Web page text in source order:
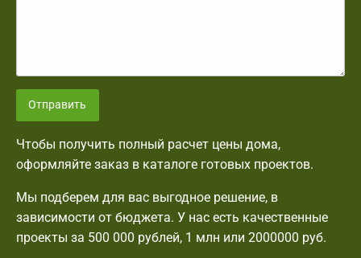
Отправить
Чтобы получить полный расчет цены дома,
оформляйте заказ в каталоге готовых проектов.
Мы подберем для вас выгодное решение, в
зависимости от бюджета. У нас есть качественные
проекты за 500 000 рублей, 1 млн или 2000000 руб.